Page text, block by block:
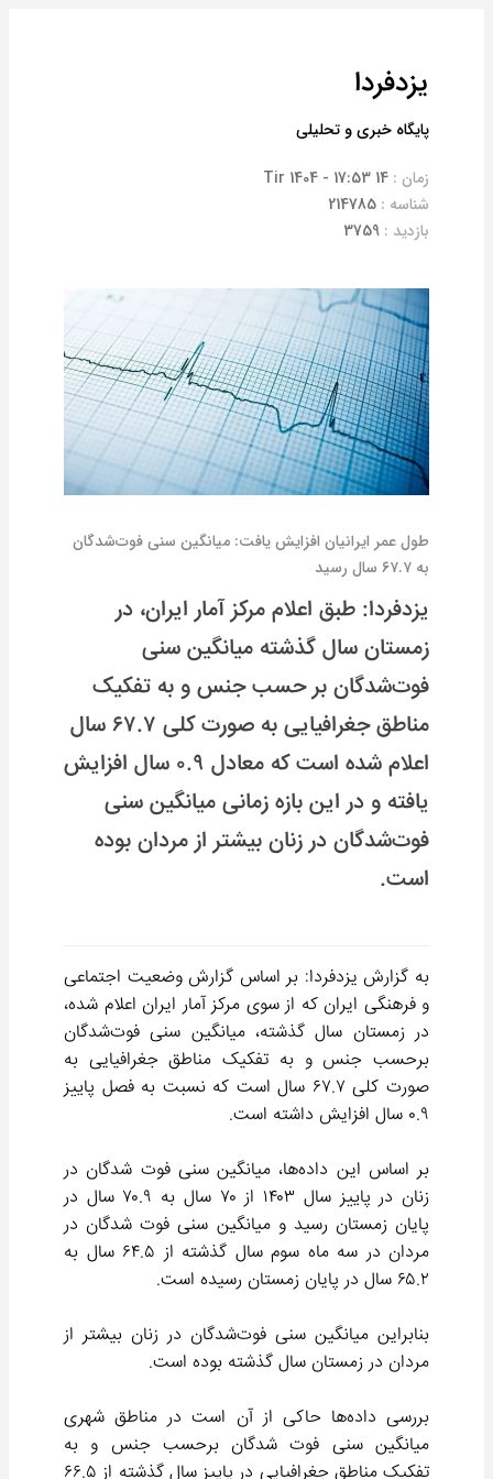
یزدفردا
پایگاه خبری و تحلیلی
زمان : 14 Tir 1404 - 17:53
شناسه : 214785
بازدید : 3759
طول عمر ایرانیان افزایش یافت: میانگین سنی فوت‌شدگان
به ۶۷.۷ سال رسید
یزدفردا: طبق اعلام مرکز آمار ایران، در
زمستان سال گذشته میانگین سنی
فوت‌شدگان بر حسب جنس و به تفکیک
مناطق جغرافیایی به صورت کلی ۶۷.۷ سال
اعلام شده است که معادل ۰.۹ سال افزایش
یافته و در این بازه زمانی میانگین سنی
فوت‌شدگان در زنان بیشتر از مردان بوده
است.
به گزارش یزدفردا: بر اساس گزارش وضعیت اجتماعی
و فرهنگی ایران که از سوی مرکز آمار ایران اعلام شده،
در زمستان سال گذشته، میانگین سنی فوت‌شدگان
برحسب جنس و به تفکیک مناطق جغرافیایی به
صورت کلی ۶۷.۷ سال است که نسبت به فصل پاییز
۰.۹ سال افزایش داشته است.
بر اساس این داده‌ها، میانگین سنی فوت شدگان در
زنان در پاییز سال ۱۴۰۳ از ۷۰ سال به ۷۰.۹ سال در
پایان زمستان رسید و میانگین سنی فوت شدگان در
مردان در سه ماه سوم سال گذشته از ۶۴.۵ سال به
۶۵.۲ سال در پایان زمستان رسیده است.
بنابراین میانگین سنی فوت‌شدگان در زنان بیشتر از
مردان در زمستان سال گذشته بوده است.
بررسی داده‌ها حاکی از آن است در مناطق شهری
میانگین سنی فوت شدگان برحسب جنس و به
تفکیک مناطق جغرافیایی در پاییز سال گذشته از ۶۶.۵